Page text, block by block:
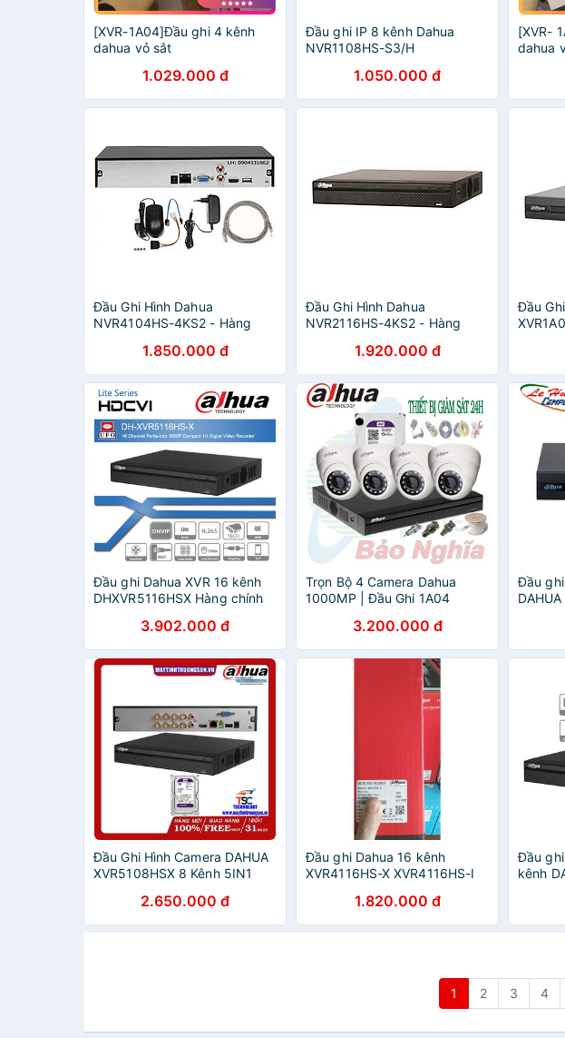
[XVR-1A04]Đầu ghi 4 kênh
dahua vỏ sắt
1.029.000 đ
Đầu ghi IP 8 kênh Dahua
NVR1108HS-S3/H
1.050.000 đ
[XVR-
dahua
Đầu Ghi Hình Dahua
NVR4104HS-4KS2 - Hàng
1.850.000 đ
Đầu Ghi Hình Dahua
NVR2116HS-4KS2 - Hàng
1.920.000 đ
Đầu
Đầu ghi Dahua XVR 16 kênh
DHXVR5116HSX Hàng chính
3.902.000 đ
Trọn Bộ 4 Camera Dahua
1000MP | Đầu Ghi 1A04
3.200.000 đ
Đầu
Đầu Ghi Hình Camera DAHUA
XVR5108HSX 8 Kênh 5IN1
2000Gb2.650.000 đ
Đầu ghi Dahua 16 kênh
XVR4116HS-X XVR4116HS-I
Dahua VN)1.820.000 đ
Đầu ghi
kênh
Dahua
1 2 3 4